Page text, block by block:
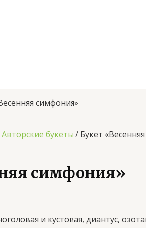
симфония»
Авторские букеты / Букет «Весенняя
симфония»
и кустовая, диантус,